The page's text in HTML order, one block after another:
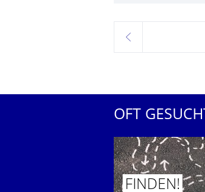
zurück
OFT GESUCHT
FINDEN!